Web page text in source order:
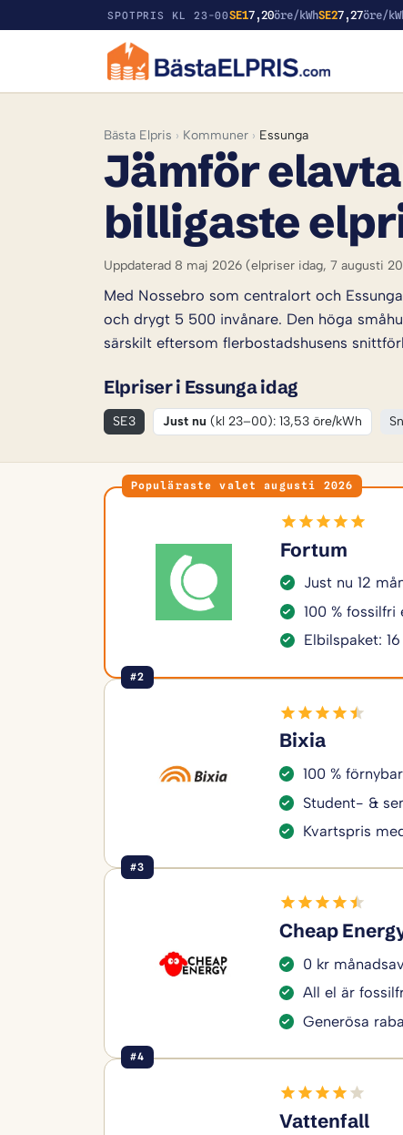
SPOTPRIS KL 23-00SE17,20öre/kWhSE27,27öre/
Bästa Elpris › Kommuner › Essunga
Jämför
billigaste
Uppdaterad 8 maj 2026 (elpriser idag, 7 augusti
Med Nossebro som centralort och
och drygt 5 500 invånare. Den höga
särskilt eftersom flerbostadshusens
Elpriser i Essunga idag
SE3 Just nu (kl 23–00): 13,53 öre/kWh
Populäraste valet augusti 2026
Fortum
Just nu 12
100 %
Elbilspaket:
#2
Bixia
100 %
Student- &
Kvartspris
#3
Cheap
0 kr
All el är
Generösa
#4
Vattenfall